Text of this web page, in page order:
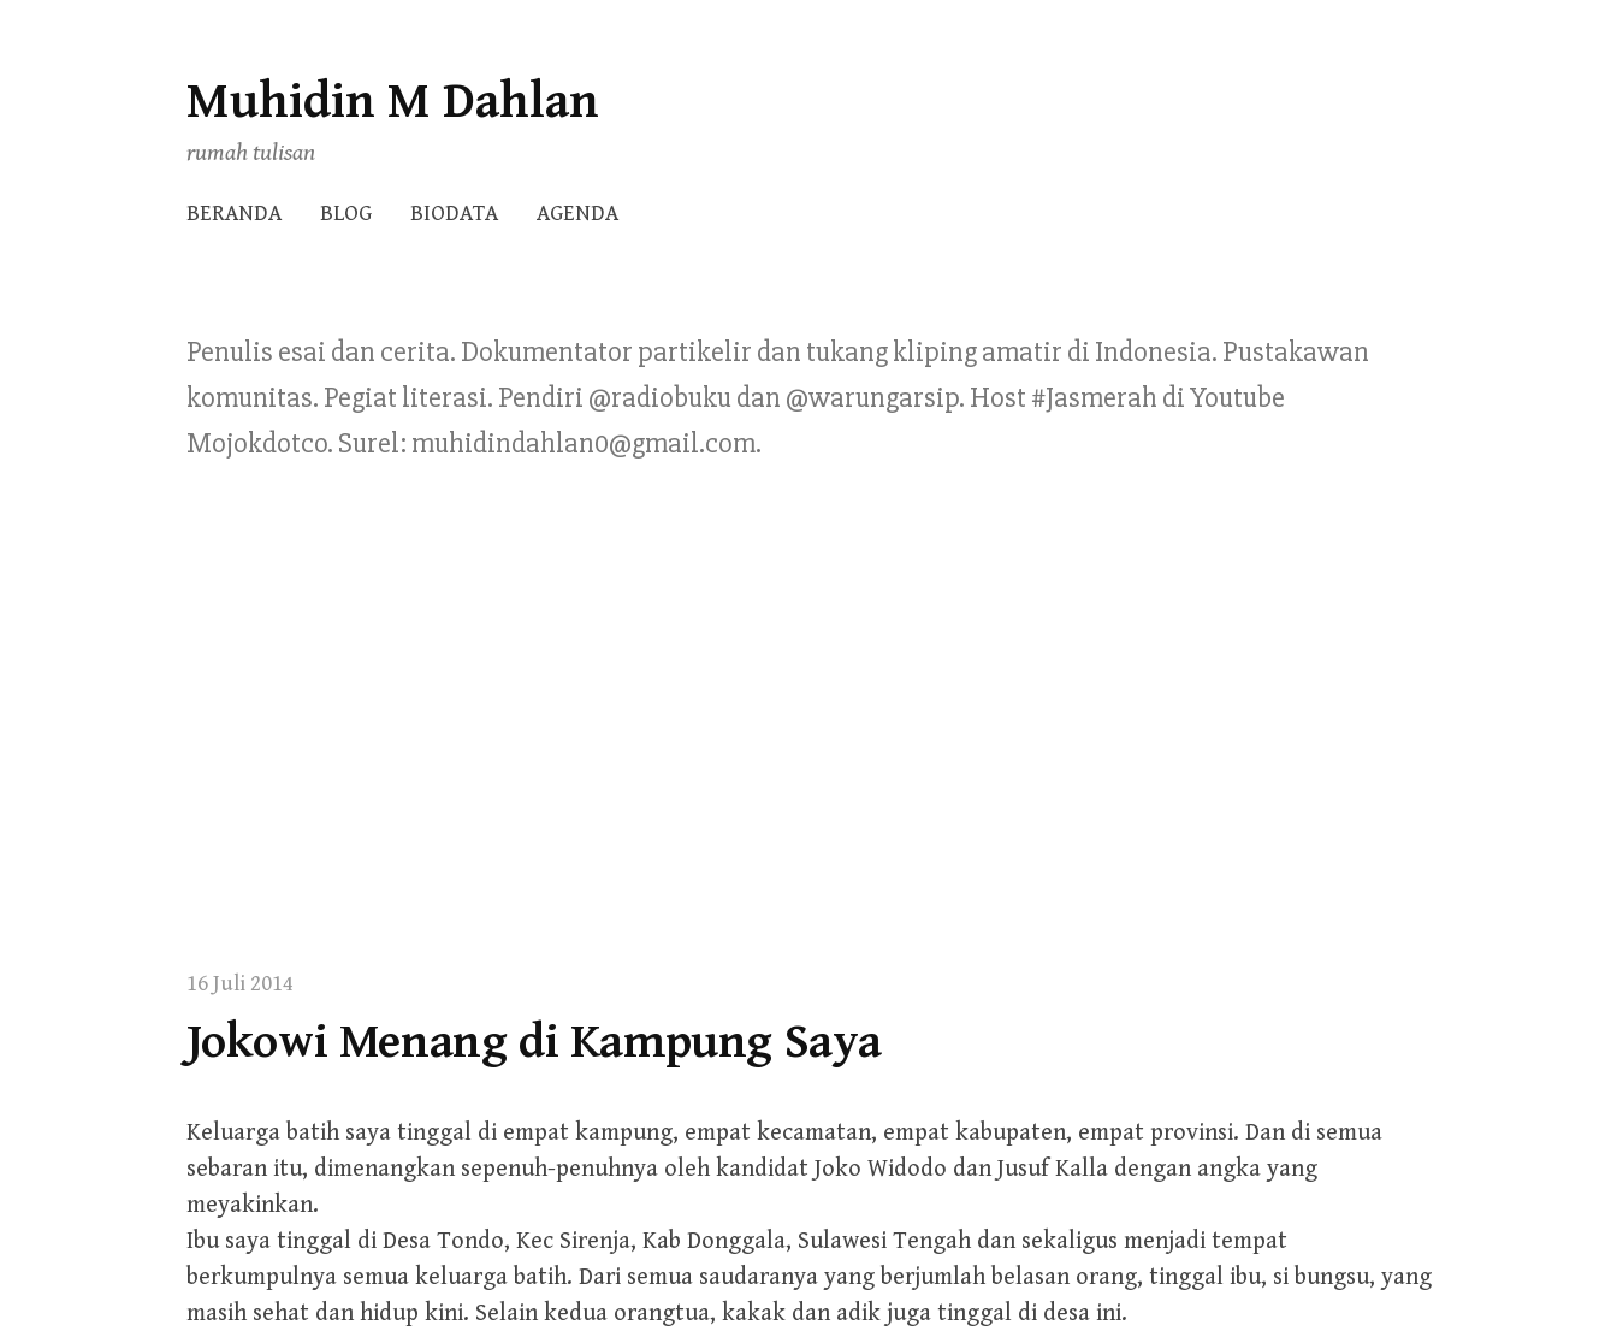
Skip
to
content
Muhidin M Dahlan
rumah tulisan
BERANDA BLOG BIODATA AGENDA
Penulis esai dan cerita. Dokumentator partikelir dan tukang kliping amatir di Indonesia. Pustakawan
komunitas. Pegiat literasi. Pendiri @radiobuku dan @warungarsip. Host #Jasmerah di Youtube
Mojokdotco. Surel: muhidindahlan0@gmail.com.
16 Juli 2014
Jokowi Menang di Kampung Saya
Keluarga batih saya tinggal di empat kampung, empat kecamatan, empat kabupaten, empat provinsi. Dan di semua
sebaran itu, dimenangkan sepenuh-penuhnya oleh kandidat Joko Widodo dan Jusuf Kalla dengan angka yang
meyakinkan.
Ibu saya tinggal di Desa Tondo, Kec Sirenja, Kab Donggala, Sulawesi Tengah dan sekaligus menjadi tempat
berkumpulnya semua keluarga batih. Dari semua saudaranya yang berjumlah belasan orang, tinggal ibu, si bungsu, yang
masih sehat dan hidup kini. Selain kedua orangtua, kakak dan adik juga tinggal di desa ini.